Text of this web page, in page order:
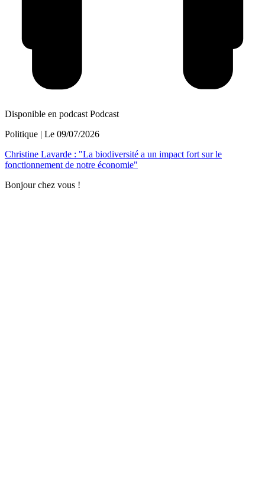
Disponible en podcast Podcast
Politique | Le 09/07/2026
Christine Lavarde : "La biodiversité a un impact fort sur le
fonctionnement de notre économie"
Bonjour chez vous !